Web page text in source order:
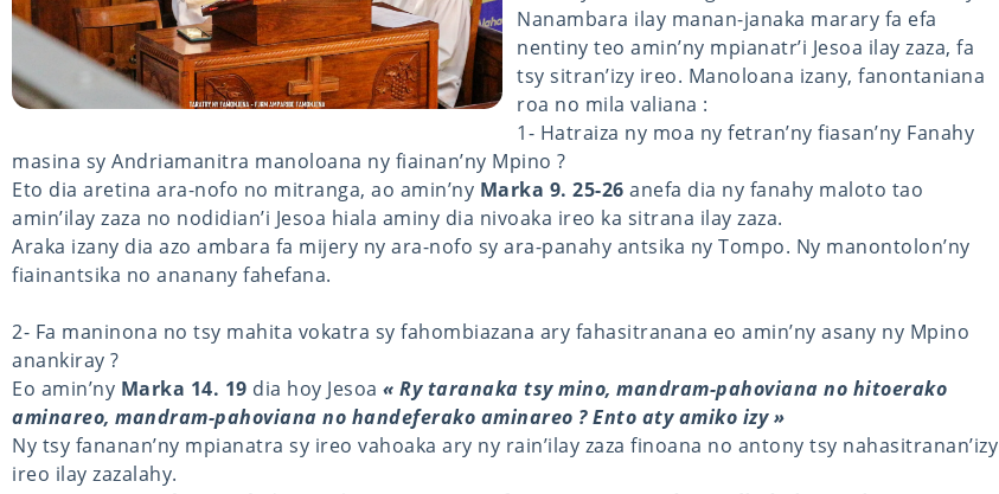
Nanambara ilay manan-janaka marary fa efa
nentiny teo amin’ny mpianatr’i Jesoa ilay zaza, fa
tsy sitran’izy ireo. Manoloana izany, fanontaniana
roa no mila valiana :
1- Hatraiza ny moa ny fetran’ny fiasan’ny Fanahy
masina sy Andriamanitra manoloana ny fiainan’ny Mpino ?
Eto dia aretina ara-nofo no mitranga, ao amin’ny Marka 9. 25-26 anefa dia ny fanahy maloto tao
amin’ilay zaza no nodidian’i Jesoa hiala aminy dia nivoaka ireo ka sitrana ilay zaza.
Araka izany dia azo ambara fa mijery ny ara-nofo sy ara-panahy antsika ny Tompo. Ny manontolon’ny
fiainantsika no ananany fahefana.
2- Fa maninona no tsy mahita vokatra sy fahombiazana ary fahasitranana eo amin’ny asany ny Mpino
anankiray ?
Eo amin’ny Marka 14. 19 dia hoy Jesoa « Ry taranaka tsy mino, mandram-pahoviana no hitoerako
aminareo, mandram-pahoviana no handeferako aminareo ? Ento aty amiko izy »
Ny tsy fananan’ny mpianatra sy ireo vahoaka ary ny rain’ilay zaza finoana no antony tsy nahasitranan’izy
ireo ilay zazalahy.